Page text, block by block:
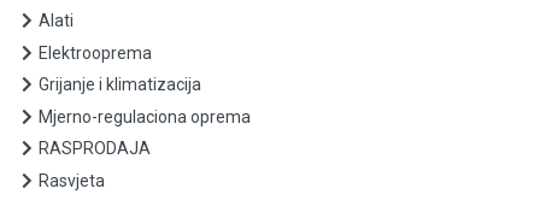
RASPRODAJA
Tehnička hemija i kućni program
Videonadzor
Alati
Elektrooprema
Grijanje i klimatizacija
Mjerno-regulaciona oprema
RASPRODAJA
Rasvjeta